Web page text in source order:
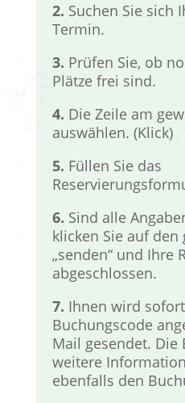
2. Suchen Sie sich
Termin.
3. Prüfen Sie, ob
Plätze frei sind.
4. Die Zeile am
auswählen. (Klick)
5. Füllen Sie das
6. Sind alle
klicken Sie auf
„senden“ und Ihre
abgeschlossen.
7. Ihnen wird
Buchungscode
Mail gesendet. Die
weitere
ebenfalls den